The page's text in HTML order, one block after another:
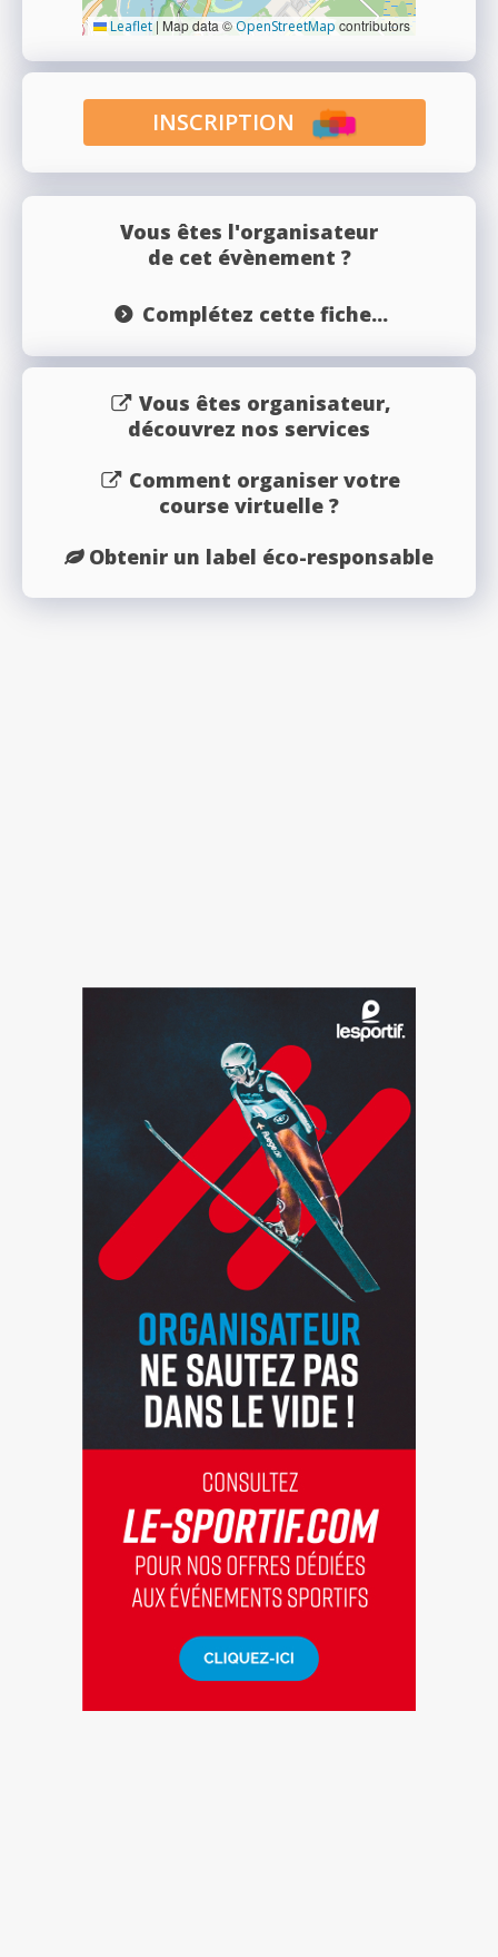
Leaflet | Map data © OpenStreetMap contributors
INSCRIPTION
Vous êtes l'organisateur
de cet évènement ?
Complétez cette fiche...
Vous êtes organisateur,
découvrez nos services
Comment organiser votre
course virtuelle ?
Obtenir un label éco-responsable